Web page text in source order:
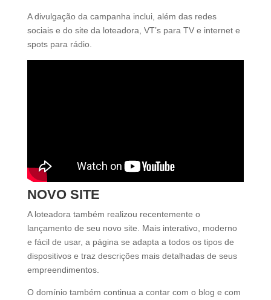
A divulgação da campanha inclui, além das redes
sociais e do site da loteadora, VT’s para TV e internet e
spots para rádio.
NOVO SITE
A loteadora também realizou recentemente o
lançamento de seu novo site. Mais interativo, moderno
e fácil de usar, a página se adapta a todos os tipos de
dispositivos e traz descrições mais detalhadas de seus
empreendimentos.
O domínio também continua a contar com o blog e com